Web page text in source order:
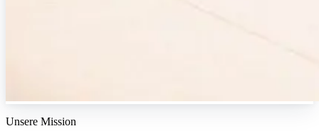
Unsere Mission